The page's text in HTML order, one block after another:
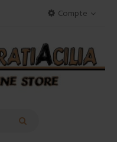
Compte